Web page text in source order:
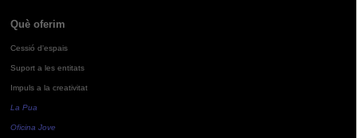
Què oferim
Cessió d'espais
Suport a les entitats
Impuls a la creativitat
La Pua
Oficina Jove